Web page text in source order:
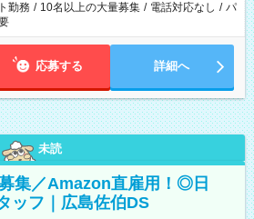
勤務 / 10名以上の大量募集 / 電話対応なし / パ
応募する 詳細へ
未読
集／Amazon直雇用！◎日
ッフ｜広島佐伯DS